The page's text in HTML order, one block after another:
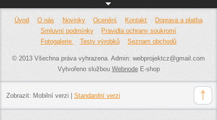
Úvod O nás Novinky Ocenění Kontakt
Doprava a platba
Smluvní podmínky
Pravidla ochrany soukromí
Fotogalerie
Testy výrobků Seznam obchodů
© 2013 Všechna práva vyhrazena. Admin: webprojektcz@gmail.com
Vytvořeno službouWebnodeE-shop
Zobrazit: Mobilní verzi Standardní verzi